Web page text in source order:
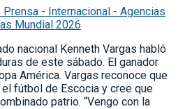
Prensa - Internacional - Agencias
Mundial 2026
nacional Kenneth Vargas habló
de este sábado. El ganador
América. Vargas reconoce que
fútbol de Escocia y cree que
patrio. “Vengo con la